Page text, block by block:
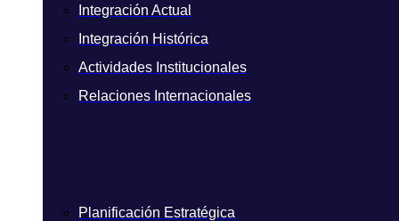
Integración Actual
Integración Histórica
Actividades Institucionales
Relaciones Internacionales
Planificación Estratégica